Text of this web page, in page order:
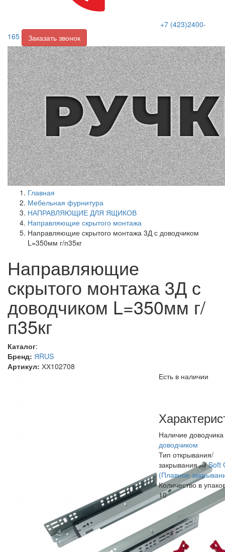
+7 (423)2400-
165
Заказать звонок
Главная
Мебельная фурнитура
НАПРАВЛЯЮЩИЕ ДЛЯ ЯЩИКОВ
Направляющие скрытого монтажа
Направляющие скрытого монтажа 3Д с доводчиком
L=350мм г/п35кг
Направляющие
скрытого монтажа 3Д с
доводчиком L=350мм г/
п35кг
Каталог:
Бренд: ЯRUS
Артикул: ХХ102708
Есть в наличии
Наличие
доводчиком
Тип открывания/
закрывания —Soft
(Плавное
Количество в
10